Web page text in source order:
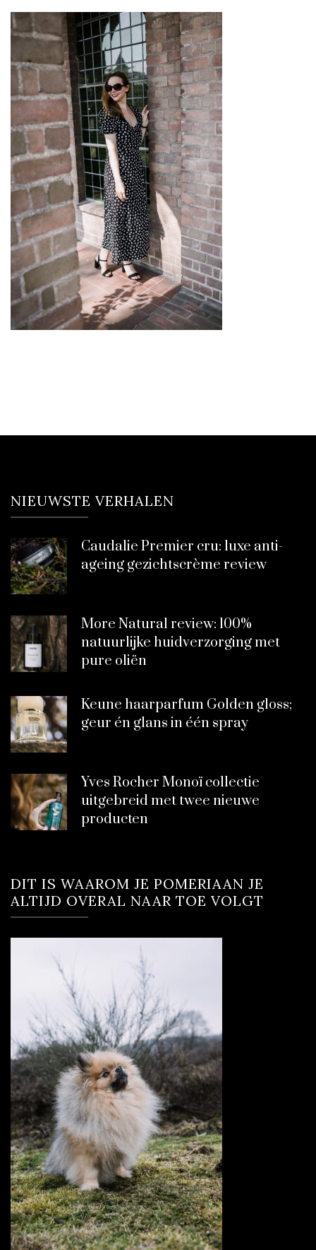
NIEUWSTE VERHALEN
Caudalie Premier cru: luxe anti-
ageing gezichtscrème review
More Natural review: 100%
natuurlijke huidverzorging met
pure oliën
Keune haarparfum Golden gloss;
geur én glans in één spray
Yves Rocher Monoï collectie
uitgebreid met twee nieuwe
producten
DIT IS WAAROM JE POMERIAAN JE
ALTIJD OVERAL NAAR TOE VOLGT